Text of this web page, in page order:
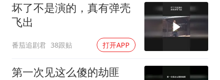
坏了不是演的，真有弹壳
飞出
番茄追剧君 38跟贴 打开APP
第一次见这么傻的劫匪